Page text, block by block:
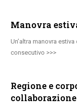
Manovra
Un’altra manovra
consecutivo
Regione e
collaborazione